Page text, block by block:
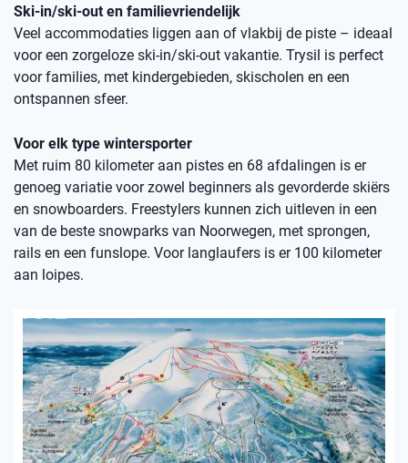
Ski-in/ski-out en familievriendelijk
Veel accommodaties liggen aan of vlakbij de piste – ideaal
voor een zorgeloze ski-in/ski-out vakantie. Trysil is perfect
voor families, met kindergebieden, skischolen en een
ontspannen sfeer.
Voor elk type wintersporter
Met ruim 80 kilometer aan pistes en 68 afdalingen is er
genoeg variatie voor zowel beginners als gevorderde skiërs
en snowboarders. Freestylers kunnen zich uitleven in een
van de beste snowparks van Noorwegen, met sprongen,
rails en een funslope. Voor langlaufers is er 100 kilometer
aan loipes.